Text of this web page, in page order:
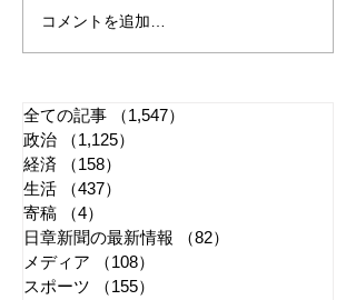
れいわ・山本太郎が代表
辞任 日本第一党・桜井
コメントを追加…
全ての記事 （1,547）
政治
（1,125）
経済
（158）
生活
（437）
寄稿
（4）
日章新聞の最新情報
（82）
メディア
（108）
スポーツ
（155）